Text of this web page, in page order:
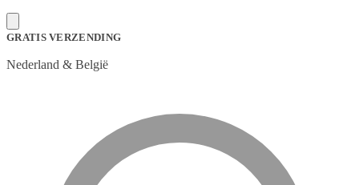
GRATIS VERZENDING
Nederland & België